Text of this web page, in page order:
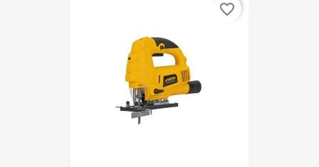
favorite_border